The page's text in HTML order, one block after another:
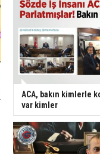
ACA, bakın kimlerle
var kimler